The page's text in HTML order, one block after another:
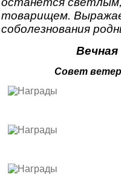
товарищем.
соболезнования
Совет